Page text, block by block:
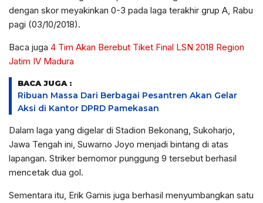
dengan skor meyakinkan 0-3 pada laga terakhir grup A, Rabu
pagi (03/10/2018).
Baca juga 4 Tim Akan Berebut Tiket Final LSN 2018 Region
Jatim IV Madura
BACA JUGA :
Ribuan Massa Dari Berbagai Pesantren Akan Gelar
Aksi di Kantor DPRD Pamekasan
Dalam laga yang digelar di Stadion Bekonang, Sukoharjo,
Jawa Tengah ini, Suwarno Joyo menjadi bintang di atas
lapangan. Striker bernomor punggung 9 tersebut berhasil
mencetak dua gol.
Sementara itu, Erik Gamis juga berhasil menyumbangkan satu